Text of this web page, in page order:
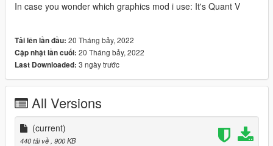
In case you wonder which graphics mod i use: It's Quant V
Tải lên lần đầu: 20 Tháng bảy, 2022
Cập nhật lần cuối: 20 Tháng bảy, 2022
Last Downloaded: 3 ngày trước
All Versions
(current)
440 tải về , 900 KB